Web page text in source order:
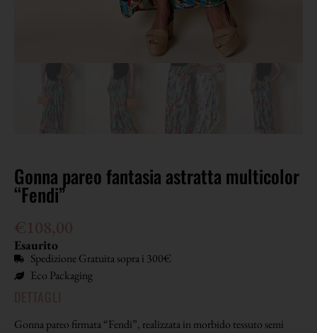
Gonna pareo fantasia astratta multicolor
“Fendi”
Esaurito
Spedizione Gratuita sopra i 300€
Eco Packaging
Gonna pareo firmata “Fendi”, realizzata in morbido tessuto semi